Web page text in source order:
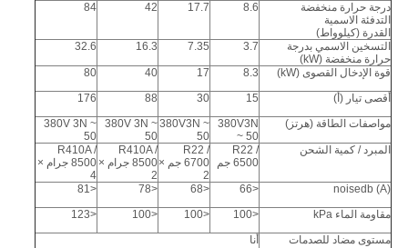
درجة حرارة منخفضة
التدفئة الاسمية
القدرة (كيلوواط)
8.6
17.7
42
84
التسخين الاسمي بدرجة
حرارة منخفضة (kW)
3.7
7.35
16.3
32.6
قوة الإدخال القصوى (kW) 8.3
17
40
80
أقصى تيار (أ)
15
30
88
176
مواصفات الطاقة (هرتز)
380V3N
~ 50
380V3N ~
50
380V 3N ~
50
380V 3N ~
50
المبرد / كمية الشحن
R22 /
6500 جم
R22 /
6700 جم ×
2
R410A /
8500 جرام ×
2
R410A /
8500 جرام ×
4
noisedb (A)
<66
<68
<78
<81
مقاومة الماء kPa
<100
<100
<100
<123
مستوى مضاد للصدمات
أنا